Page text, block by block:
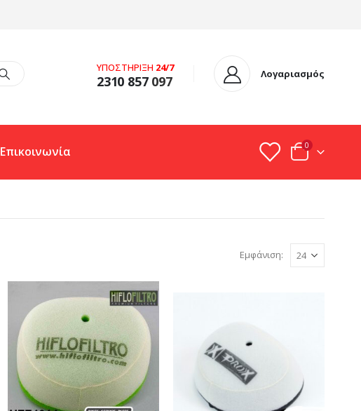
ΥΠΟΣΤΗΡΙΞΗ 24/7
2310 857097 Λογαριασμός
Επικοινωνία 0
Εμφάνιση: